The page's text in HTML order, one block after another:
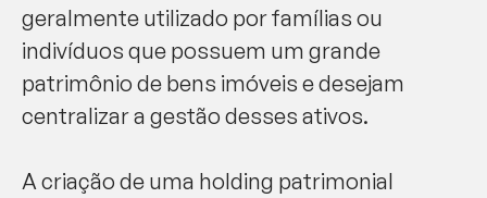
geralmente utilizado por famílias ou
indivíduos que possuem um grande
patrimônio de bens imóveis e desejam
centralizar a gestão desses ativos.
A criação de uma holding patrimonial